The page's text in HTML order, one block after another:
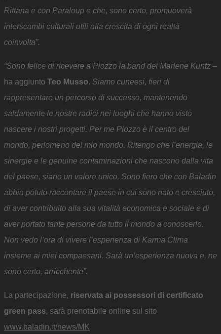
Rittana e con Paraloup e che, sono certo, promuoverà
interscambi culturali utili alla crescita di ogni realtà
coinvolta”.
“Sono felice di ricevere a Piozzo la band dei Marlene Kuntz –
ha aggiunto Teo Musso. Siamo cuneesi, fieri di
rappresentare un percorso di successo, mantenendo
saldamente le nostre radici nei luoghi che hanno visto
nascere i nostri progetti. Per me Piozzo è il centro del
mondo, perlomeno del mio mondo. Ritengo che l’energia, le
sinergie e le genuine contaminazioni che nascono dalla vita
del paese, siano un valore unico. Sono fiero che con Baladin
abbia potuto raccontare il paese in cui sono nato e cresciuto,
di aver contribuito alla sua vitalità economica e sociale e di
aver portato tante persone da tutto il mondo a conoscerlo.
Non vedo l’ora di vivere l’esperienza di Karma Clima
insieme ai miei compaesani. Sarà un’esperienza nuova e, ne
sono certo, arricchente”.
La partecipazione, riservata ai possessori di certificato
green pass, sarà prenotabile online sul sito
www.baladin.it/news/MK